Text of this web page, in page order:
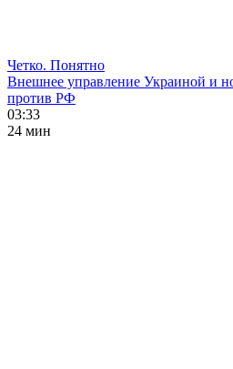
Четко. Понятно
Внешнее управление Украиной и
против РФ
03:33
24 мин